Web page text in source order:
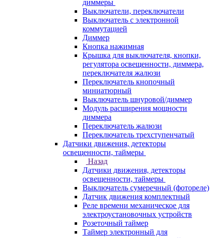
диммеры
Выключатели, переключатели
Выключатель с электронной
коммутацией
Диммер
Кнопка нажимная
Крышка для выключателя, кнопки,
регулятора освещенности, диммера,
переключателя жалюзи
Переключатель кнопочный
миниатюрный
Выключатель шнуровой/диммер
Модуль расширения мощности
диммера
Переключатель жалюзи
Переключатель трехступенчатый
Датчики движения, детекторы
освещенности, таймеры
Назад
Датчики движения, детекторы
освещенности, таймеры
Выключатель сумеречный (фотореле)
Датчик движения комплектный
Реле времени механическое для
электроустановочных устройств
Розеточный таймер
Таймер электронный для